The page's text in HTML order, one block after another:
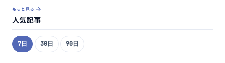
もっと見る
人気記事
7日 30日 90日